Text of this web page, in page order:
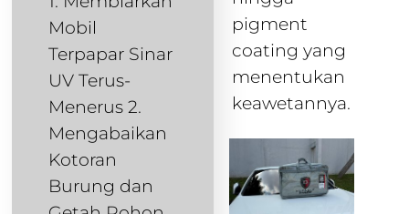
Mobil
Terpapar Sinar
UV Terus-
Menerus 2.
Mengabaikan
Kotoran
Burung dan
pigment
coating yang
menentukan
keawetannya.